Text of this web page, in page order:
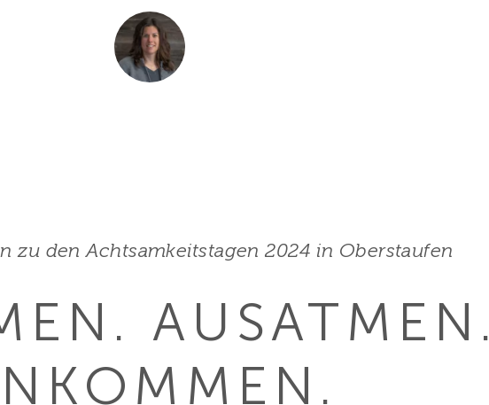
zu den Achtsamkeitstagen 2024 in Oberstaufen
AUSATMEN.